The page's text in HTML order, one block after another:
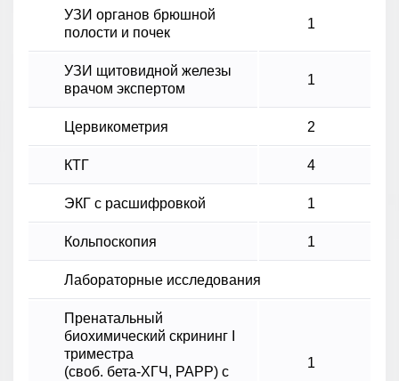
УЗИ органов брюшной
полости и почек
1
УЗИ щитовидной железы
врачом экспертом
1
Цервикометрия 2
КТГ 4
ЭКГ с расшифровкой 1
Кольпоскопия 1
Лабораторные исследования
Пренатальный
биохимический скрининг I
триместра
(своб. бета-ХГЧ, РАРР) с
1